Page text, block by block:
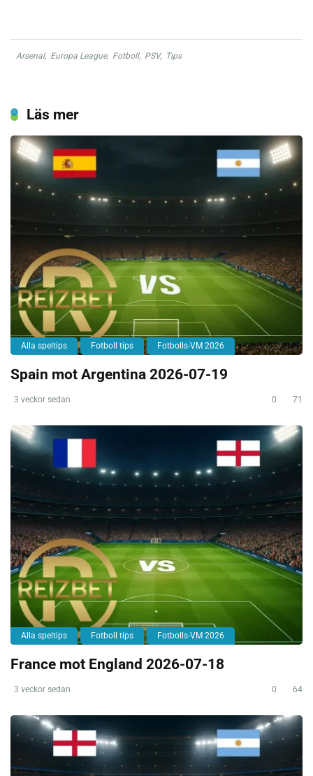
Arsenal, Europa League, Fotboll, PSV, Tips
Läs mer
Alla speltips Fotboll tips Fotbolls-VM 2026
Spain mot Argentina 2026-07-19
3 veckor sedan 0 71
Alla speltips Fotboll tips Fotbolls-VM 2026
France mot England 2026-07-18
3 veckor sedan 0 64